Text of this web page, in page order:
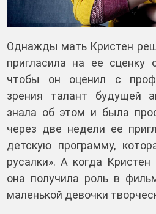
Однажды мать Кристен
пригласила на ее сценку
чтобы он оценил с
зрения талант будущей
знала об этом и была
через две недели ее
детскую программу,
русалки». А когда
она получила роль в
маленькой девочки